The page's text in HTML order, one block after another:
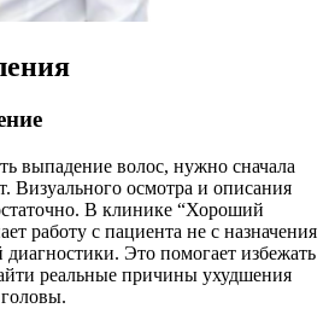
выпадение волос, нужно сначала
Визуального осмотра и описания
В клинике “Хороший
работу с пациента не с назначения
Это помогает избежать
реальные причины ухудшения